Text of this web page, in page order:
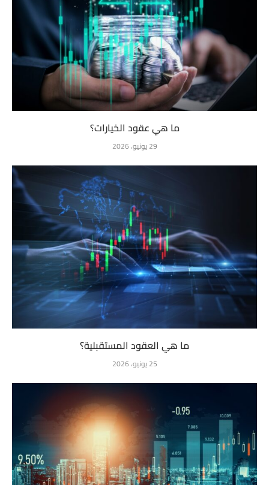
ما هي عقود الخيارات؟
29 يونيو، 2026
ما هي العقود المستقبلية؟
25 يونيو، 2026